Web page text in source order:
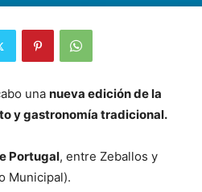
una nueva edición de la
y gastronomía tradicional.
Portugal, entre Zeballos y
Municipal).